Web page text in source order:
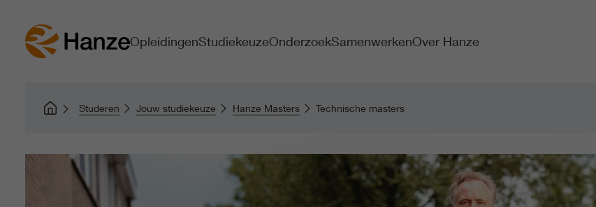
OpleidingenStudiekeuzeOnderzoekSamenwerkenOver Hanze
Studeren Jouw studiekeuze Hanze Masters Technische masters